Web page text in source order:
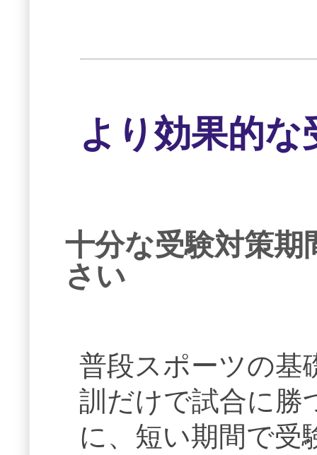
より効果的
十分な受験対策
さい
普段スポーツの基
訓だけで試合に勝
に、短い期間で受